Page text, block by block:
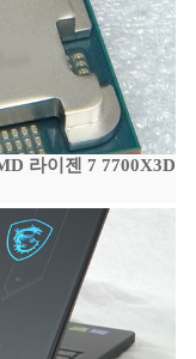
라이젠 7 7700X3D